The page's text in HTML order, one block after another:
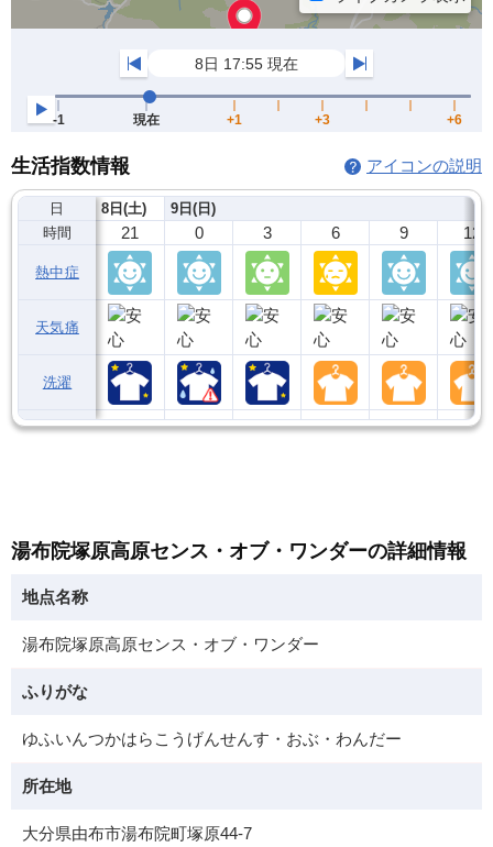
生活指数情報 アイコンの説明
日
時間
熱中症
天気痛
洗濯
8日(土)
21
9日(日)
0 3 6 9 12
湯布院塚原高原センス・オブ・ワンダーの詳細情報
地点名称
湯布院塚原高原センス・オブ・ワンダー
ふりがな
ゆふいんつかはらこうげんせんす・おぶ・わんだー
所在地
大分県由布市湯布院町塚原44-7